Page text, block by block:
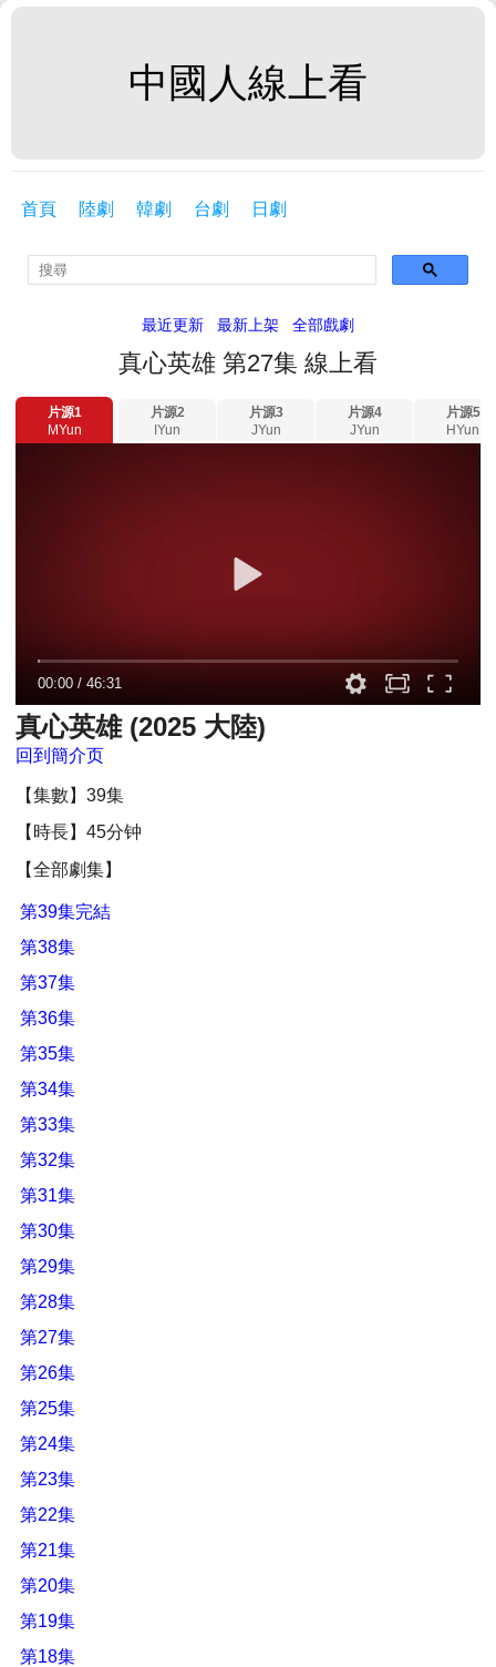
中國人線上看
首頁 陸劇 韓劇 台劇 日劇
最近更新 最新上架 全部戲劇
真心英雄 第27集 線上看
片源1
MYun
片源2
IYun
片源3
JYun
片源4
JYun
片源5
HYun
00:00 /46:31
真心英雄 (2025 大陸)
回到簡介页
【集數】39集
【時長】45分钟
【全部劇集】
第39集完結
第38集
第37集
第36集
第35集
第34集
第33集
第32集
第31集
第30集
第29集
第28集
第27集
第26集
第25集
第24集
第23集
第22集
第21集
第20集
第19集
第18集